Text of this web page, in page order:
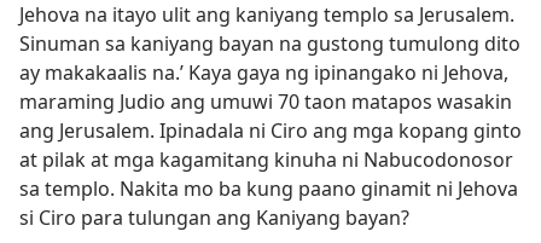
Jehova na itayo ulit ang kaniyang templo sa Jerusalem.
Sinuman sa kaniyang bayan na gustong tumulong dito
ay makakaalis na.’ Kaya gaya ng ipinangako ni Jehova,
maraming Judio ang umuwi 70 taon matapos wasakin
ang Jerusalem. Ipinadala ni Ciro ang mga kopang ginto
at pilak at mga kagamitang kinuha ni Nabucodonosor
sa templo. Nakita mo ba kung paano ginamit ni Jehova
si Ciro para tulungan ang Kaniyang bayan?